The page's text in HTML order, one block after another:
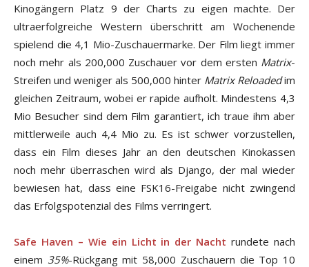
Kinogängern Platz 9 der Charts zu eigen machte. Der
ultraerfolgreiche Western überschritt am Wochenende
spielend die 4,1 Mio-Zuschauermarke. Der Film liegt immer
noch mehr als 200,000 Zuschauer vor dem ersten Matrix-
Streifen und weniger als 500,000 hinter Matrix Reloadedim
gleichen Zeitraum, wobei er rapide aufholt. Mindestens 4,3
Mio Besucher sind dem Film garantiert, ich traue ihm aber
mittlerweile auch 4,4 Mio zu. Es ist schwer vorzustellen,
dass ein Film dieses Jahr an den deutschen Kinokassen
noch mehr überraschen wird als Django, der mal wieder
bewiesen hat, dass eine FSK16-Freigabe nicht zwingend
das Erfolgspotenzial des Films verringert.
Safe Haven – Wie ein Licht in der Nacht rundete nach
einem 35%-Rückgang mit 58,000 Zuschauern die Top 10